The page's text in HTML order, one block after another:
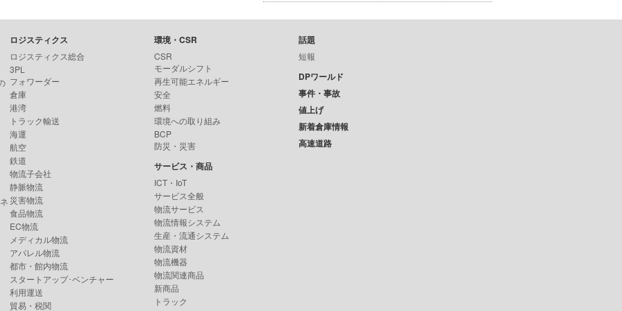
ロジスティクス
ロジスティクス総合
3PL
フォワーダー
倉庫
港湾
トラック輸送
海運
航空
鉄道
物流子会社
静脈物流
災害物流
食品物流
EC物流
メディカル物流
アパレル物流
都市・館内物流
スタートアップ･ベンチャー
利用運送
貿易・税関
環境・CSR
CSR
モーダルシフト
再生可能エネルギー
安全
燃料
環境への取り組み
BCP
防災・災害
サービス・商品
ICT・IoT
サービス全般
物流サービス
物流情報システム
生産・流通システム
物流資材
物流機器
物流関連商品
新商品
トラック
話題
短報
DPワールド
事件・事故
値上げ
新着倉庫情報
高速道路